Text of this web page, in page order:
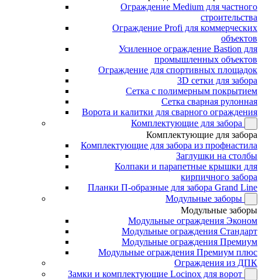
Ограждение Medium для частного
строительства
Ограждение Profi для коммерческих
объектов
Усиленное ограждение Bastion для
промышленных объектов
Ограждение для спортивных площадок
3D сетки для забора
Сетка с полимерным покрытием
Сетка сварная рулонная
Ворота и калитки для сварного ограждения
Комплектующие для забора
Комплектующие для забора
Комплектующие для забора из профнастила
Заглушки на столбы
Колпаки и парапетные крышки для
кирпичного забора
Планки П-образные для забора Grand Line
Модульные заборы
Модульные заборы
Модульные ограждения Эконом
Модульные ограждения Стандарт
Модульные ограждения Премиум
Модульные ограждения Премиум плюс
Ограждения из ДПК
Замки и комплектующие Locinox для ворот